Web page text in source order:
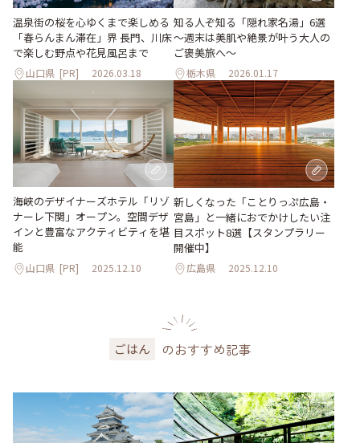
温泉街の桜を心ゆくまで楽しめる
「春らんまん滞在」界 長門、川床
で楽しむ野点や花見風呂まで
山口県 [PR] 2026.03.18
知る人ぞ知る「隠れ家名湯」6選
～週末は美肌や絶景が叶う大人の
ご褒美旅へ～
栃木県 2026.01.17
海峡のデザイナーズホテル「リゾ
ナーレ下関」オープン。空間デザ
インと豊富なアクティビティを堪
能
山口県 [PR] 2025.12.10
新しくなった「ことりっぷ広島・
宮島」と一緒におでかけしたい注
目スポット8選【スタンプラリー
開催中】
広島県 2025.12.10
ごはん のおすすめ記事